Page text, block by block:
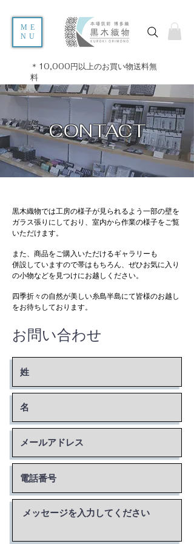
ME
NU
＊10,000円以上のお買い物送料無
料
CONTACT
​黒木織物では工房の様子が見られるよう一部の壁を
ガラス張りにしており、室内から作業の様子をご覧
いただけます。
また、商品をご購入いただけるギャラリーも
併設していますので帯はもちろん、ぜひお気に入り
の小物などを見つけにお越しください。
四季折々の自然が美しい糸島半島にて皆様のお越し
をお待ちしております。
お問い合わせ